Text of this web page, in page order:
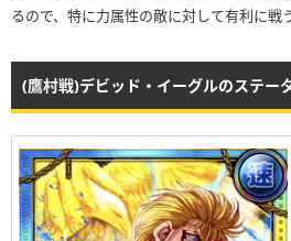
るので、特に力属性の敵に対して有利に戦
(鷹村戦)デビッド・イーグルのステー